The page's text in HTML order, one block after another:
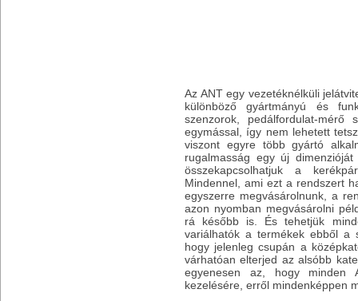
Az ANT egy vezetéknélküli
különböző gyártmányú és
szenzorok, pedálfordulat-mérő
egymással, így nem lehetett
viszont egyre több gyártó
rugalmasság egy új
összekapcsolhatjuk a
Mindennel, ami ezt a rendszert
egyszerre megvásárolnunk, a
azon nyomban megvásárolni
rá később is. És tehetjük
variálhatók a termékek ebből a
hogy jelenleg csupán a
várhatóan elterjed az alsóbb
egyenesen az, hogy minden
kezelésére, erről